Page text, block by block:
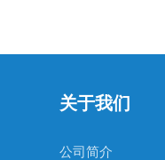
关于我们
公司简介